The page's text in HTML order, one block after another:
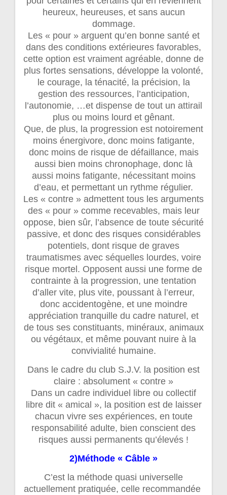
heureux, heureuses, et sans aucun
dommage.
Les « pour » arguent qu’en bonne santé et
dans des conditions extérieures favorables,
cette option est vraiment agréable, donne de
plus fortes sensations, développe la volonté,
le courage, la ténacité, la précision, la
gestion des ressources, l’anticipation,
l’autonomie, …et dispense de tout un attirail
plus ou moins lourd et gênant.
Que, de plus, la progression est notoirement
moins énergivore, donc moins fatigante,
donc moins de risque de défaillance, mais
aussi bien moins chronophage, donc là
aussi moins fatigante, nécessitant moins
d’eau, et permettant un rythme régulier.
Les « contre » admettent tous les arguments
des « pour » comme recevables, mais leur
oppose, bien sûr, l’absence de toute sécurité
passive, et donc des risques considérables
potentiels, dont risque de graves
traumatismes avec séquelles lourdes, voire
risque mortel. Opposent aussi une forme de
contrainte à la progression, une tentation
d’aller vite, plus vite, poussant à l’erreur,
donc accidentogène, et une moindre
appréciation tranquille du cadre naturel, et
de tous ses constituants, minéraux, animaux
ou végétaux, et même pouvant nuire à la
convivialité humaine.
Dans le cadre du club S.J.V. la position est
claire : absolument « contre »
Dans un cadre individuel libre ou collectif
libre dit « amical », la position est de laisser
chacun vivre ses expériences, en toute
responsabilité adulte, bien conscient des
risques aussi permanents qu’élevés !
2)Méthode « Câble »
C’est la méthode quasi universelle
actuellement pratiquée, celle recommandée